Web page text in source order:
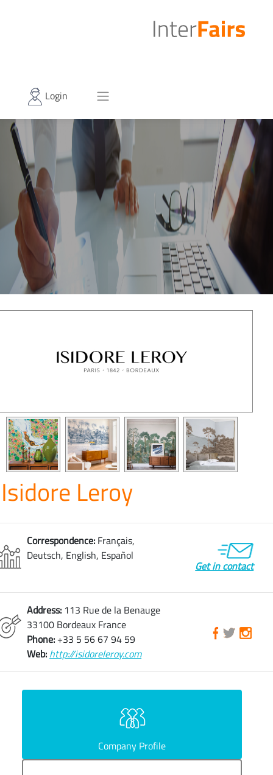
Login
Isidore Leroy
Correspondence: Français,
Deutsch, English, Español
Get in contact
Address: 113 Rue de la Benauge
33100 Bordeaux France
Phone: +33 5 56 67 94 59
Web: http://isidoreleroy.com
Company Profile